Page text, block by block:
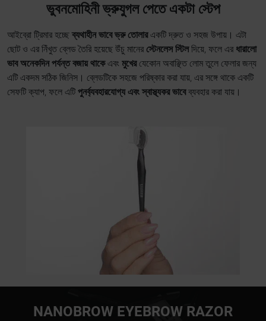
ভুবনমোহিনী ভ্রুযুগল পেতে একটা স্টেপ
আইব্রো ট্রিমার হচ্ছে ব্যথাহীন ভাবে ভ্রু তোলারএকটি দ্রুত ও সহজ উপায়। এটা
ছোট ও এর নিঁখুত ব্লেড তৈরি হয়েছে উঁচু মানের স্টেনলেস স্টিলদিয়ে, ফলে এর ধারালো
ভাব অনেকদিন পর্যন্ত বজায় থাকেএবং মুখেরযেকোন অবাঞ্ছিত লোম তুলে ফেলার জন্য
এটি একদম সঠিক জিনিস। ব্লেডটিকে সহজে পরিষ্কার করা যায়, এর সঙ্গে থাকে একটি
সেফটি ক্যাপ, ফলে এটি পুনর্ব্যবহারযোগ্য এবং স্বাস্থ্যকর ভাবেব্যবহার করা যায়।
NANOBROW EYEBROW RAZOR